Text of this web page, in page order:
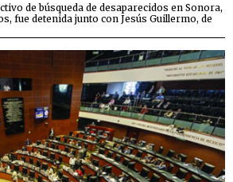
de búsqueda de desaparecidos en Sonora,
fue detenida junto con Jesús Guillermo, de